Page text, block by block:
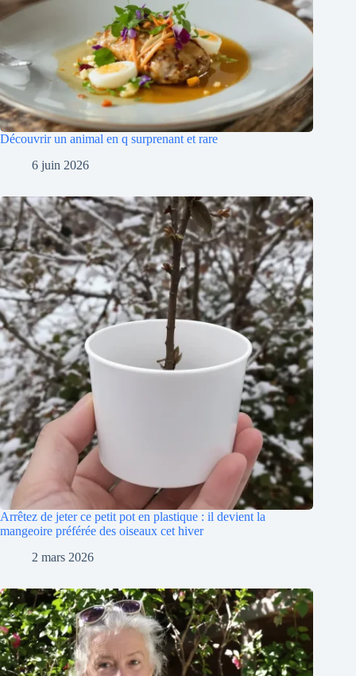
Découvrir un animal en q surprenant et rare
6 juin 2026
Arrêtez de jeter ce petit pot en plastique : il devient la
mangeoire préférée des oiseaux cet hiver
2 mars 2026